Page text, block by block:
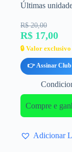
Últimas
R$ 20,00
R$ 17,00
🔒 Valor
👉 Assinar
Compre e
Adicionar